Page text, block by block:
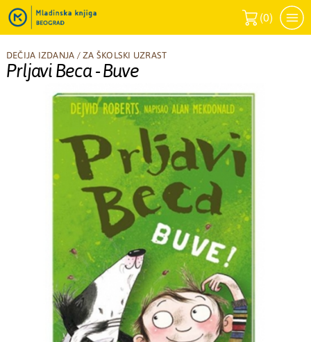
(0)
DEČIJA IZDANJA /ZA ŠKOLSKI UZRAST
Prljavi Beca - Buve